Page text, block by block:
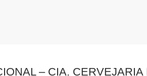
– CIA. CERVEJARIA